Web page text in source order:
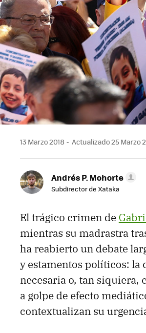
13 Marzo 2018 Actualizado 25 Marzo
Andrés P. Mohorte
Subdirector de Xataka
El trágico crimen de
mientras su madrastra
ha reabierto un debate
y estamentos políticos: la
necesaria o, tan siquiera,
a golpe de efecto
contextualizan su